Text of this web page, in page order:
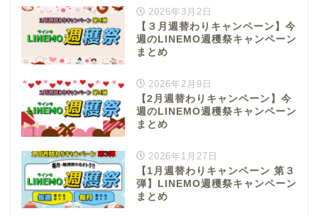
2026年3月2日
【３月週替わりキャンペーン】今
週のLINEMO週穫祭キャンペーン
まとめ
2026年2月9日
【2月週替わりキャンペーン】今
週のLINEMO週穫祭キャンペーン
まとめ
2026年1月27日
【1月週替わりキャンペーン 第３
弾】LINEMO週穫祭キャンペーン
まとめ